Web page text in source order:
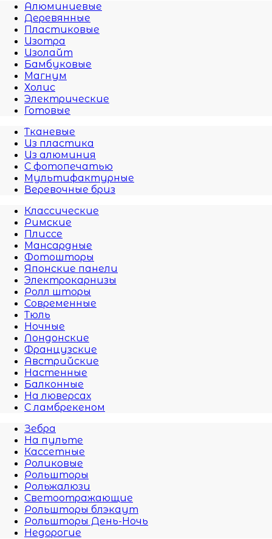
Алюминиевые
Деревянные
Пластиковые
Изотра
Изолайт
Бамбуковые
Магнум
Холис
Электрические
Готовые
Тканевые
Из пластика
Из алюминия
С фотопечатью
Мультифактурные
Веревочные бриз
Классические
Римские
Плиссе
Мансардные
Фотошторы
Японские панели
Электрокарнизы
Ролл шторы
Современные
Тюль
Ночные
Лондонские
Французские
Австрийские
Настенные
Балконные
На люверсах
С ламбрекеном
Зебра
На пульте
Кассетные
Роликовые
Рольшторы
Рольжалюзи
Светоотражающие
Рольшторы блэкаут
Рольшторы День-Ночь
Недорогие